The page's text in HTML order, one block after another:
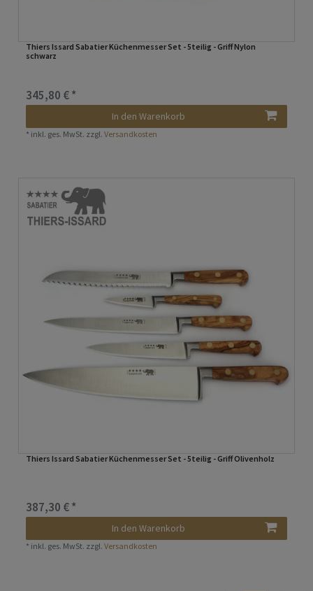
Thiers Issard Sabatier Küchenmesser Set - 5teilig - Griff Nylon
schwarz
345,80 € *
In den Warenkorb
* inkl. ges. MwSt. zzgl.Versandkosten
Thiers Issard Sabatier Küchenmesser Set - 5teilig - Griff Olivenholz
387,30 € *
In den Warenkorb
* inkl. ges. MwSt. zzgl.Versandkosten